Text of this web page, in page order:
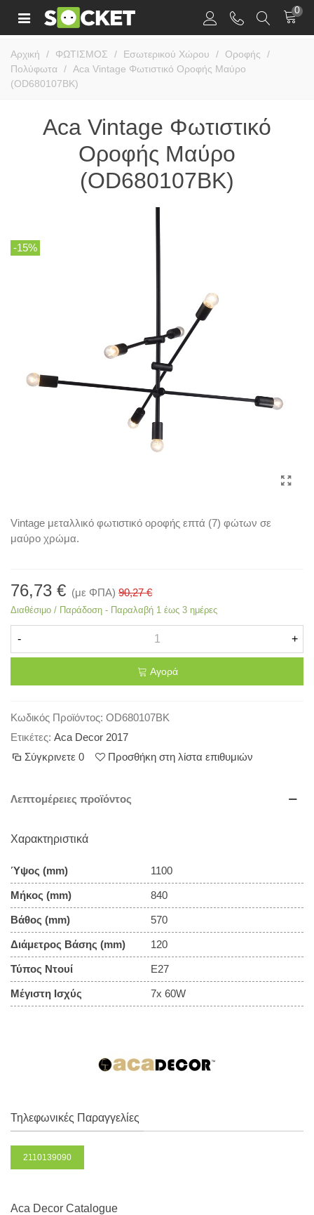
0
Αρχική / ΦΩΤΙΣΜΟΣ / Εσωτερικού Χώρου / Οροφής
/
Πολύφωτα / Aca Vintage Φωτιστικό Οροφής Μαύρο
(OD680107BK)
Aca Vintage Φωτιστικό
Οροφής Μαύρο
(OD680107BK)
-15%
Vintage μεταλλικό φωτιστικό οροφής επτά (7) φώτων σε
μαύρο χρώμα.
76,73 € (με ΦΠΑ) 90,27 €
Διαθέσιμο / Παράδοση - Παραλαβή 1 έως 3 ημέρες
- +
Αγορά
Κωδικός Προϊόντος: OD680107BK
Ετικέτες: Aca Decor 2017
Σύγκρινετε 0 Προσθήκη στη λίστα επιθυμιών
Λεπτομέρειες προϊόντος
Χαρακτηριστικά
Ύψος (mm) 1100
Μήκος (mm) 840
Βάθος (mm) 570
Διάμετρος Βάσης (mm) 120
Τύπος Ντουί E27
Μέγιστη Ισχύς 7x 60W
Τηλεφωνικές Παραγγελίες
2110139090
Aca Decor Catalogue